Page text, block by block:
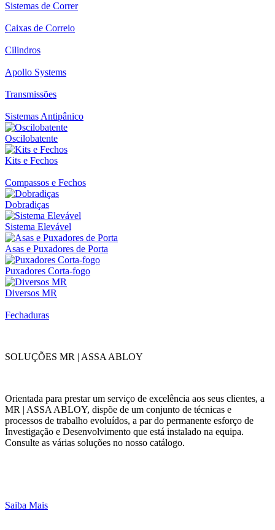
Sistemas de Correr
Caixas de Correio
Cilindros
Apollo Systems
Transmissões
Sistemas Antipânico
Oscilobatente
Kits e Fechos
Compassos e Fechos
Dobradiças
Sistema Elevável
Asas e Puxadores de Porta
Puxadores Corta-fogo
Diversos MR
Fechaduras
SOLUÇÕES MR | ASSA ABLOY
Orientada para prestar um serviço de excelência aos seus clientes, a
MR | ASSA ABLOY, dispõe de um conjunto de técnicas e
processos de trabalho evoluídos, a par do permanente esforço de
Investigação e Desenvolvimento que está instalado na equipa.
Consulte as várias soluções no nosso catálogo.
Saiba Mais